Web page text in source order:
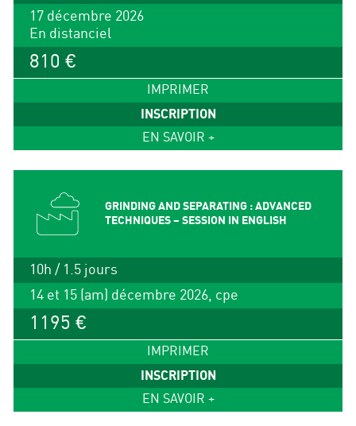
17 décembre 2026
En distanciel
810 €
IMPRIMER
INSCRIPTION
EN SAVOIR +
GRINDING AND SEPARATING : ADVANCED
TECHNIQUES – SESSION IN ENGLISH
10h / 1.5 jours
14 et 15 (am) décembre 2026, cpe
1195 €
IMPRIMER
INSCRIPTION
EN SAVOIR +